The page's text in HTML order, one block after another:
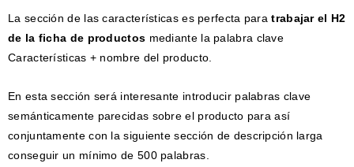
La sección de las características es perfecta paratrabajar el H2
de la ficha de productos mediante la palabra clave
Características + nombre del producto.
En esta sección será interesante introducir palabras clave
semánticamente parecidas sobre el producto para así
conjuntamente con la siguiente sección de descripción larga
conseguir un mínimo de 500 palabras.